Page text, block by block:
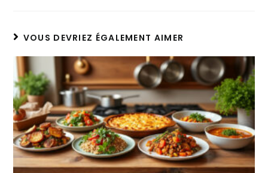
VOUS DEVRIEZ ÉGALEMENT AIMER